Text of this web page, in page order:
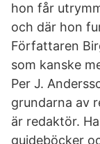
hon får
och där hon
Författaren
som kanske
Per J.
grundarna av
är redaktör.
guideböcker